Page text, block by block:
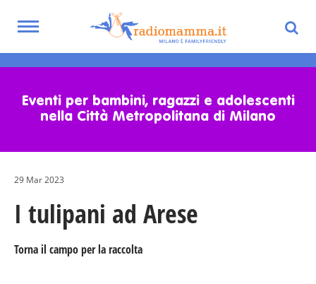
content
Toggle
Eventi per bambini, ragazzi e adolescenti
nella Città Metropolitana di Milano
29 Mar 2023
I tulipani ad Arese
Torna il campo per la raccolta